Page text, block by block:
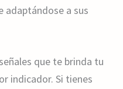
adaptándose a sus
que te brinda tu
indicador. Si tienes